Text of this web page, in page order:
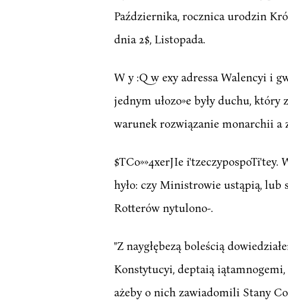
Października, rocznica urodzin
dnia 2$, Listopada.
W y :Q w exy adressa Walencyi i
jednym ułozo»e były duchu,
warunek rozwiązanie monarchii a
$TCo»»4xerJIe
hyło: czy Ministrowie ustąpią, lub
Rotterów nytulono-.
"Z naygłębezą boleścią
Konstytucyi, deptaią
ażeby o nich zawiadomili Stany